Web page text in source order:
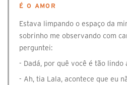
É O AMOR
Estava limpando o espaço da
sobrinho me observando com
perguntei:
- Dadá, por quê você é tão lindo
- Ah, tia Lala, acontece que eu